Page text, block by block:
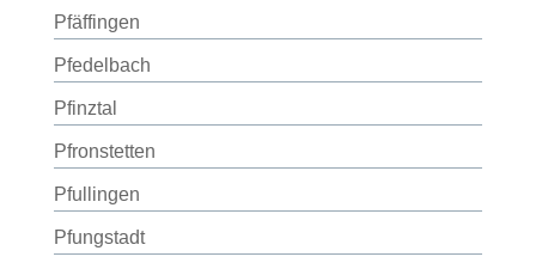
Pfäffingen
Pfedelbach
Pfinztal
Pfronstetten
Pfullingen
Pfungstadt